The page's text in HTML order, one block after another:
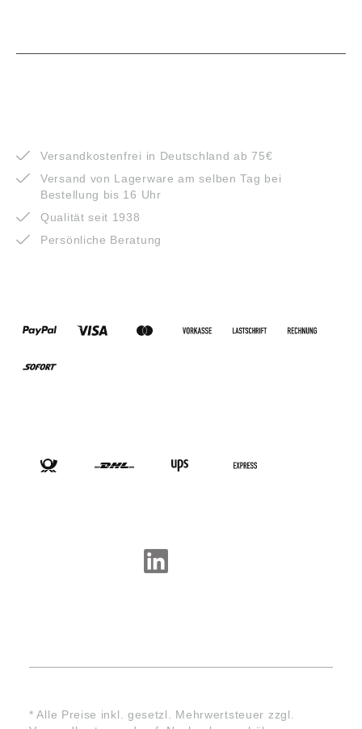
Versandkostenfrei in Deutschland ab 75€
Versand von Lagerware am selben Tag bei
Bestellung bis 16 Uhr
Qualität seit 1938
Persönliche Beratung
* Alle Preise inkl. gesetzl. Mehrwertsteuer zzgl.